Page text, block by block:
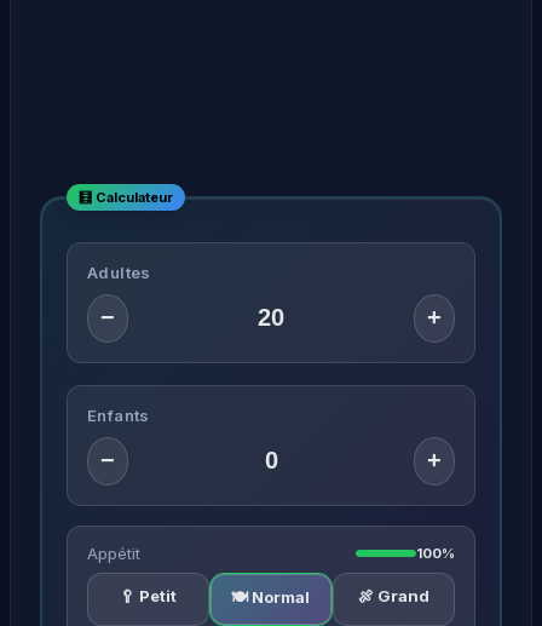
Adultes
− +
Enfants
− +
Appétit 100%
🥄 Petit 🍽️ Normal 🍖 Grand